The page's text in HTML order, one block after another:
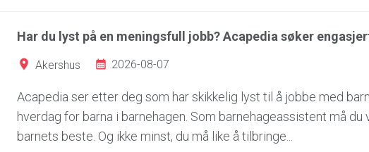
Har du lyst på en meningsfull jobb? Acapedia søker
Akershus 2026-08-07
Acapedia ser etter deg som har skikkelig lyst til å jobbe med
hverdag for barna i barnehagen. Som barnehageassistent må
barnets beste. Og ikke minst, du må like å tilbringe...